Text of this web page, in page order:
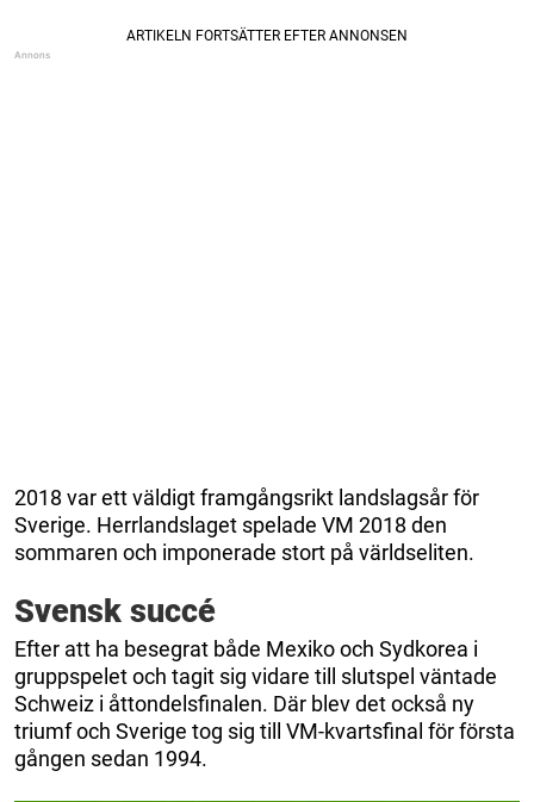
2018 var ett väldigt framgångsrikt landslagsår för
Sverige. Herrlandslaget spelade VM 2018 den
sommaren och imponerade stort på världseliten.
Svensk succé
Efter att ha besegrat både Mexiko och Sydkorea i
gruppspelet och tagit sig vidare till slutspel väntade
Schweiz i åttondelsfinalen. Där blev det också ny
triumf och Sverige tog sig till VM-kvartsfinal för första
gången sedan 1994.